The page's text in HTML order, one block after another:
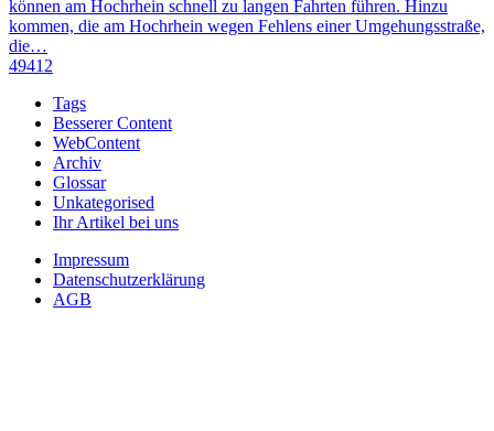
können am Hochrhein schnell zu langen Fahrten führen. Hinzu
kommen, die am Hochrhein wegen Fehlens einer Umgehungsstraße,
die…
49412
Tags
Besserer Content
WebContent
Archiv
Glossar
Unkategorised
Ihr Artikel bei uns
Impressum
Datenschutzerklärung
AGB